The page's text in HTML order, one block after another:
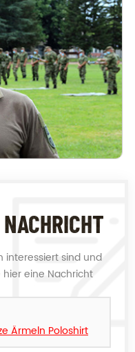
interessiert sind und
eine Nachricht
Ärmeln Poloshirt